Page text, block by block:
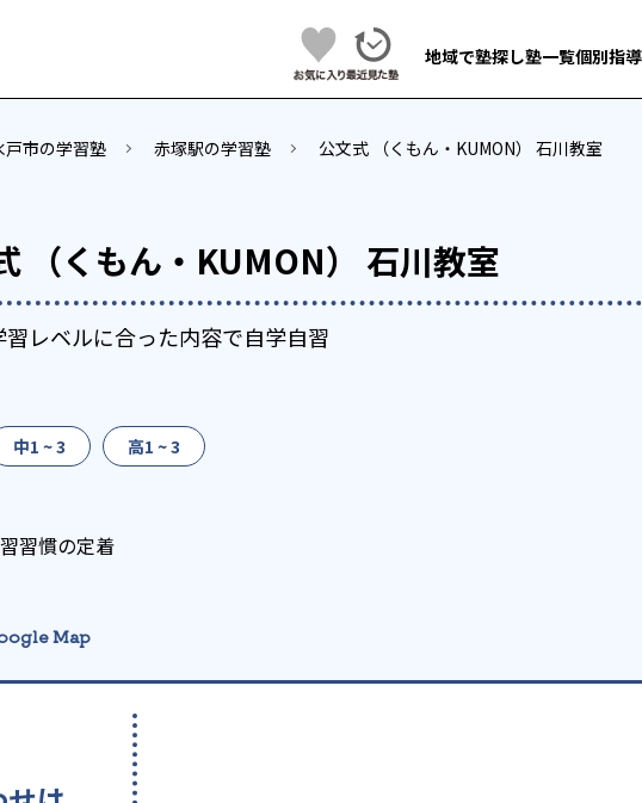
地域で塾探し塾一覧個別指
戸市の学習塾 赤塚駅の学習塾 公文式 （くもん・KUMON） 石川教室
（くもん・KUMON） 石川教室
習レベルに合った内容で自学自習
中1 ~ 3 高1 ~ 3
習慣の定着
Map